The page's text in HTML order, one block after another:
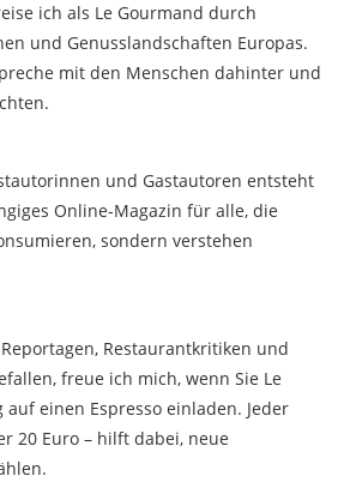
ich als Le Gourmand durch
und Genusslandschaften Europas.
mit den Menschen dahinter und
und Gastautoren entsteht
Online-Magazin für alle, die
sondern verstehen
Restaurantkritiken und
freue ich mich, wenn Sie Le
einen Espresso einladen. Jeder
20 Euro – hilft dabei, neue